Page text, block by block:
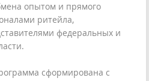
опытом и прямого
ритейла,
федеральных и
сформирована с